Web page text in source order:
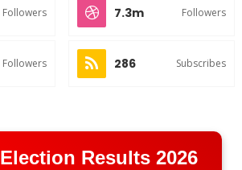
Followers 7.3m Followers
Followers 286 Subscribes
Results 2026